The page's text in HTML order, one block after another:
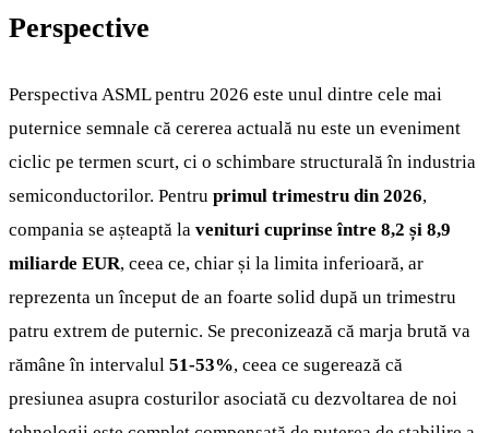
Perspective
Perspectiva ASML pentru 2026 este unul dintre cele mai
puternice semnale că cererea actuală nu este un eveniment
ciclic pe termen scurt, ci o schimbare structurală în industria
semiconductorilor. Pentru primul trimestru din 2026,
compania se așteaptă la venituri cuprinse între 8,2 și 8,9
miliarde EUR, ceea ce, chiar și la limita inferioară, ar
reprezenta un început de an foarte solid după un trimestru
patru extrem de puternic. Se preconizează că marja brută va
rămâne în intervalul 51-53%, ceea ce sugerează că
presiunea asupra costurilor asociată cu dezvoltarea de noi